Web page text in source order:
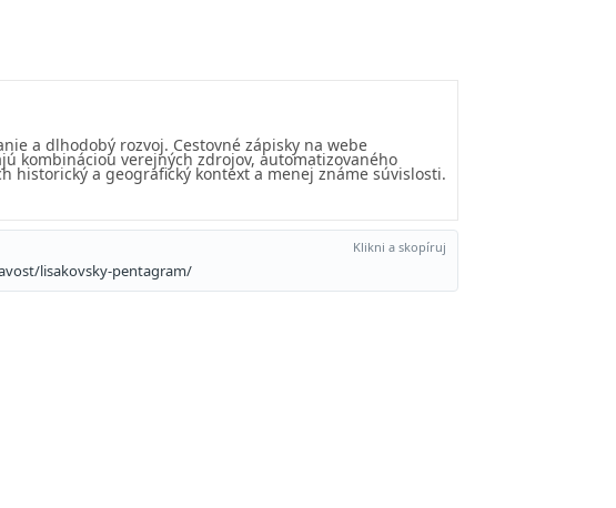
a dlhodobý rozvoj. Cestovné zápisky na webe
kombináciou verejných zdrojov, automatizovaného
historický a geografický kontext a menej známe súvislosti.
Klikni a skopíruj
lisakovsky-pentagram/